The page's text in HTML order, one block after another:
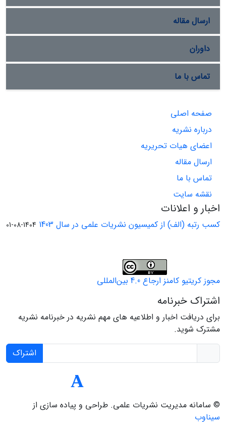
ارسال مقاله
داوران
تماس با ما
صفحه اصلی
درباره نشریه
اعضای هیات تحریریه
ارسال مقاله
تماس با ما
نقشه سایت
اخبار و اعلانات
کسب رتبه (الف) از کمیسیون نشریات علمی در سال 1403 1404-08-01
مجوز کریتیو کامنز ارجاع 4.0 بین‌المللی
اشتراک خبرنامه
برای دریافت اخبار و اطلاعیه های مهم نشریه در خبرنامه نشریه
مشترک شوید.
اشتراک
© سامانه مدیریت نشریات علمی. طراحی و پیاده سازی از
سیناوب